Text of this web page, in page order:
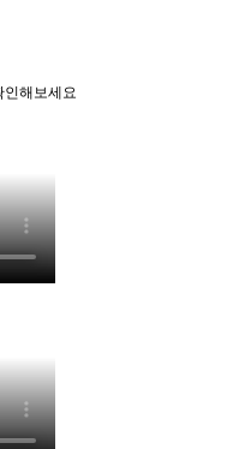
인해보세요